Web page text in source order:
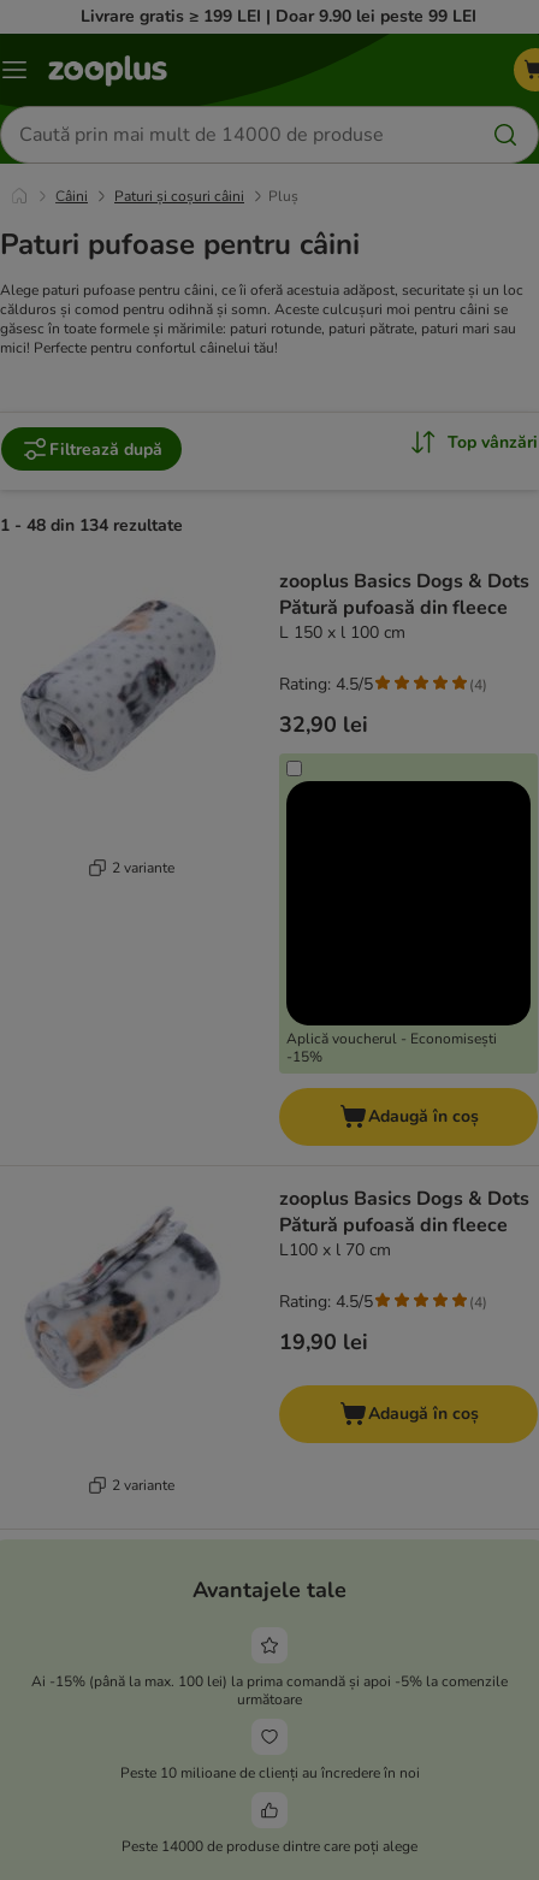
Livrare gratis ≥ 199 LEI | Doar 9.90 lei peste 99 LEI
Categorii
Căutare
produse
Câini Paturi și coșuri câini Pluș
Paturi pufoase pentru câini
Alege paturi pufoase pentru câini, ce îi oferă acestuia adăpost, securitate și un loc
călduros și comod pentru odihnă și somn. Aceste culcușuri moi pentru câini se
găsesc în toate formele și mărimile: paturi rotunde, paturi pătrate, paturi mari sau
mici! Perfecte pentru confortul câinelui tău!
Filtrează după Top vânzări
1 - 48 din 134 rezultate
2 variante
zooplus Basics Dogs & Dots
Pătură pufoasă din fleece
L 150 x l 100 cm
32,90 lei
Aplică voucherul - Economisești
-15%
Rating: 4.5/5 (4)
Adaugă în coș
2 variante
zooplus Basics Dogs & Dots
Pătură pufoasă din fleece
L100 x l 70 cm
19,90 lei
Rating: 4.5/5 (4)
Adaugă în coș
Avantajele tale
Ai -15% (până la max. 100 lei) la prima comandă și apoi -5% la comenzile
următoare
Peste 10 milioane de clienți au încredere în noi
Peste 14000 de produse dintre care poți alege